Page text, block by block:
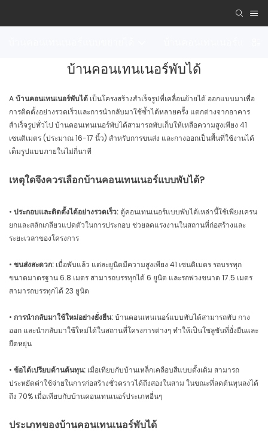
บ้านคอนเทนเนอร์พับได้
Aบ้านคอนเทนเนอร์พับได้ เป็นโครงสร้างสำเร็จรูปที่เคลื่อนย้ายได้ ออกแบบมาเพื่อ
การติดตั้งอย่างรวดเร็วและการนำกลับมาใช้ซ้ำได้หลายครั้ง แตกต่างจากอาคาร
สำเร็จรูปทั่วไป บ้านคอนเทนเนอร์พับได้สามารถพับเก็บให้เหลือความสูงเพียง 41
เซนติเมตร (ประมาณ 16-17 นิ้ว) สำหรับการขนส่ง และกางออกเป็นพื้นที่ใช้งานได้
เต็มรูปแบบภายในไม่กี่นาที
เหตุใดจึงควรเลือกบ้านคอนเทนเนอร์แบบพับได้?
• ประกอบและติดตั้งได้อย่างรวดเร็ว: ตู้คอนเทนเนอร์แบบพับได้เหล่านี้ใช้เพียงเครน
ยกและสลักเกลียวแปดตัวในการประกอบ ช่วยลดแรงงานในสถานที่ก่อสร้างและ
ระยะเวลาของโครงการ
• ขนส่งสะดวก: เมื่อพับแล้ว แต่ละยูนิตมีความสูงเพียง 41 เซนติเมตร รถบรรทุก
ขนาดมาตรฐาน 6.8 เมตร สามารถบรรทุกได้ 6 ยูนิต และรถพ่วงขนาด 17.5 เมตร
สามารถบรรทุกได้ 23 ยูนิต
• การนำกลับมาใช้ใหม่อย่างยั่งยืน:บ้านคอนเทนเนอร์แบบพับได้สามารถพับ กาง
ออก และนำกลับมาใช้ใหม่ได้ในสถานที่โครงการต่างๆ ทำให้เป็นโซลูชันที่ยั่งยืนและ
ยืดหยุ่น
• ข้อได้เปรียบด้านต้นทุน: เมื่อเทียบกับบ้านเหล็กเคลือบสีแบบดั้งเดิม สามารถ
ประหยัดค่าใช้จ่ายในการก่อสร้างชั่วคราวได้ถึงสองในสาม ในขณะที่ลดต้นทุนลงได้
ถึง 70% เมื่อเทียบกับบ้านคอนเทนเนอร์ประเภทอื่นๆ
ประเภทของบ้านคอนเทนเนอร์พับได้